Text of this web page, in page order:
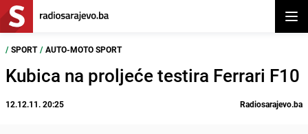
/ SPORT / AUTO-MOTO SPORT
Kubica na proljeće testira Ferrari F10
12.12.11. 20:25 Radiosarajevo.ba